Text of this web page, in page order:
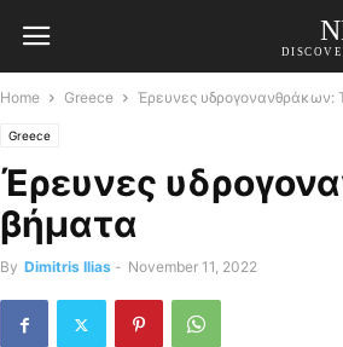
Home Greece Έρευνες υδρογονανθράκων:
Greece
Έρευνες
βήματα
By Dimitris Ilias - November 11, 2022